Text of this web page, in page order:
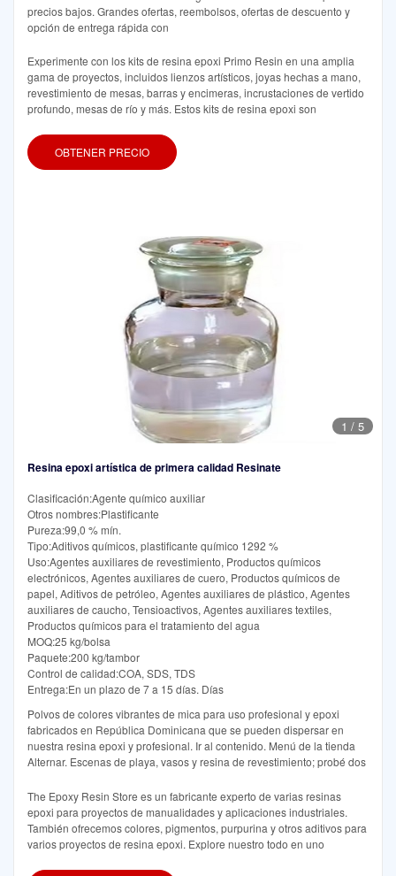
precios bajos. Grandes ofertas, reembolsos, ofertas de descuento y
opción de entrega rápida con
Experimente con los kits de resina epoxi Primo Resin en una amplia
gama de proyectos, incluidos lienzos artísticos, joyas hechas a mano,
revestimiento de mesas, barras y encimeras, incrustaciones de vertido
profundo, mesas de río y más. Estos kits de resina epoxi son
OBTENER PRECIO
1 / 5
Resina epoxi artística de primera calidad Resinate
Clasificación:Agente químico auxiliar
Otros nombres:Plastificante
Pureza:99,0 % mín.
Tipo:Aditivos químicos, plastificante químico 1292 %
Uso:Agentes auxiliares de revestimiento, Productos químicos
electrónicos, Agentes auxiliares de cuero, Productos químicos de
papel, Aditivos de petróleo, Agentes auxiliares de plástico, Agentes
auxiliares de caucho, Tensioactivos, Agentes auxiliares textiles,
Productos químicos para el tratamiento del agua
MOQ:25 kg/bolsa
Paquete:200 kg/tambor
Control de calidad:COA, SDS, TDS
Entrega:En un plazo de 7 a 15 días. Días
Polvos de colores vibrantes de mica para uso profesional y epoxi
fabricados en República Dominicana que se pueden dispersar en
nuestra resina epoxi y profesional. Ir al contenido. Menú de la tienda
Alternar. Escenas de playa, vasos y resina de revestimiento; probé dos
The Epoxy Resin Store es un fabricante experto de varias resinas
epoxi para proyectos de manualidades y aplicaciones industriales.
También ofrecemos colores, pigmentos, purpurina y otros aditivos para
varios proyectos de resina epoxi. Explore nuestro todo en uno